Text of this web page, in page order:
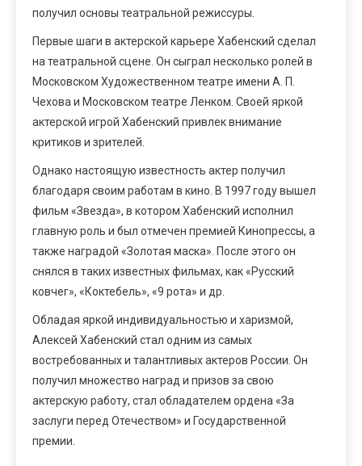
получил основы театральной режиссуры.
Первые шаги в актерской карьере Хабенский сделал
на театральной сцене. Он сыграл несколько ролей в
Московском Художественном театре имени А. П.
Чехова и Московском театре Ленком. Своей яркой
актерской игрой Хабенский привлек внимание
критиков и зрителей.
Однако настоящую известность актер получил
благодаря своим работам в кино. В 1997 году вышел
фильм «Звезда», в котором Хабенский исполнил
главную роль и был отмечен премией Кинопрессы, а
также наградой «Золотая маска». После этого он
снялся в таких известных фильмах, как «Русский
ковчег», «Коктебель», «9 рота» и др.
Обладая яркой индивидуальностью и харизмой,
Алексей Хабенский стал одним из самых
востребованных и талантливых актеров России. Он
получил множество наград и призов за свою
актерскую работу, стал обладателем ордена «За
заслуги перед Отечеством» и Государственной
премии.